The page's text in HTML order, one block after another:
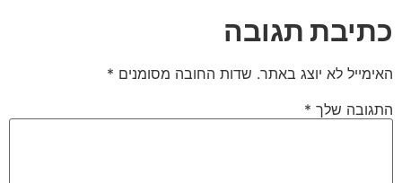
כתיבת תגובה
האימייל לא יוצג באתר. שדות החובה מסומנים *
התגובה שלך *